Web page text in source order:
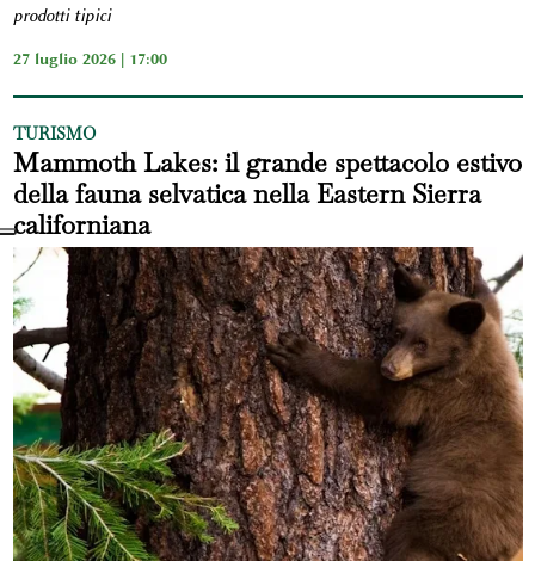
prodotti tipici
27 luglio 2026 | 17:00
TURISMO
Mammoth Lakes: il grande spettacolo estivo
della fauna selvatica nella Eastern Sierra
californiana